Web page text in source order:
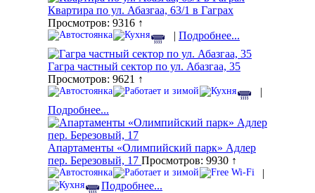
Квартира по ул. Абазгаа, 63/1 в Гаграх
Просмотров: 9316 ↑
| Подробнее...
Гагра частный сектор по ул. Абазгаа, 35
Просмотров: 9621 ↑
|
Подробнее...
Апартаменты «Олимпийский парк» Адлер
пер. Березовый, 17 Просмотров: 9930 ↑
|
Подробнее...